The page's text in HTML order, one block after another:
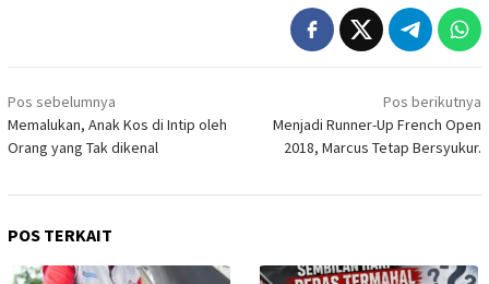
Navigasi
pos
Pos sebelumnya
Memalukan, Anak Kos di Intip oleh
Orang yang Tak dikenal
Pos berikutnya
Menjadi Runner-Up French Open
2018, Marcus Tetap Bersyukur.
POS TERKAIT